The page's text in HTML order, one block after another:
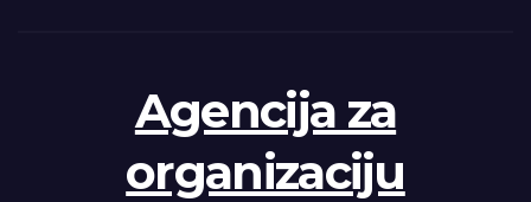
Agencija za
organizaciju